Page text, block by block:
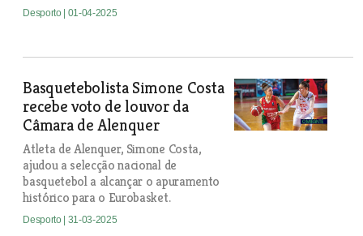
Desporto | 01-04-2025
Basquetebolista Simone Costa
recebe voto de louvor da
Câmara de Alenquer
Atleta de Alenquer, Simone Costa,
ajudou a selecção nacional de
basquetebol a alcançar o apuramento
histórico para o Eurobasket.
Desporto | 31-03-2025